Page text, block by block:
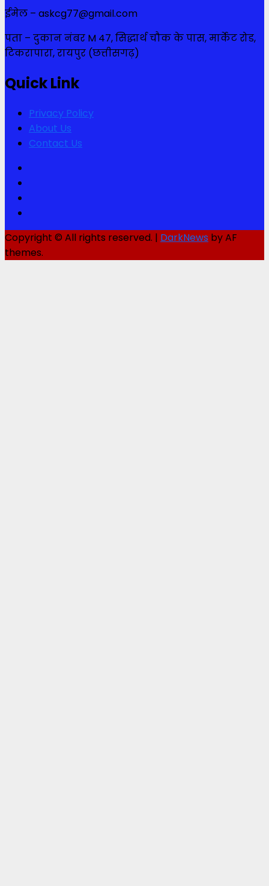
ईमेल – askcg77@gmail.com
पता – दुकान नंबर M 47, सिद्धार्थ चौक के पास, मार्केट रोड,
टिकरापारा, रायपुर (छत्तीसगढ़)
Quick Link
Privacy Policy
About Us
Contact Us
Copyright © All rights reserved. | DarkNews by AF
themes.